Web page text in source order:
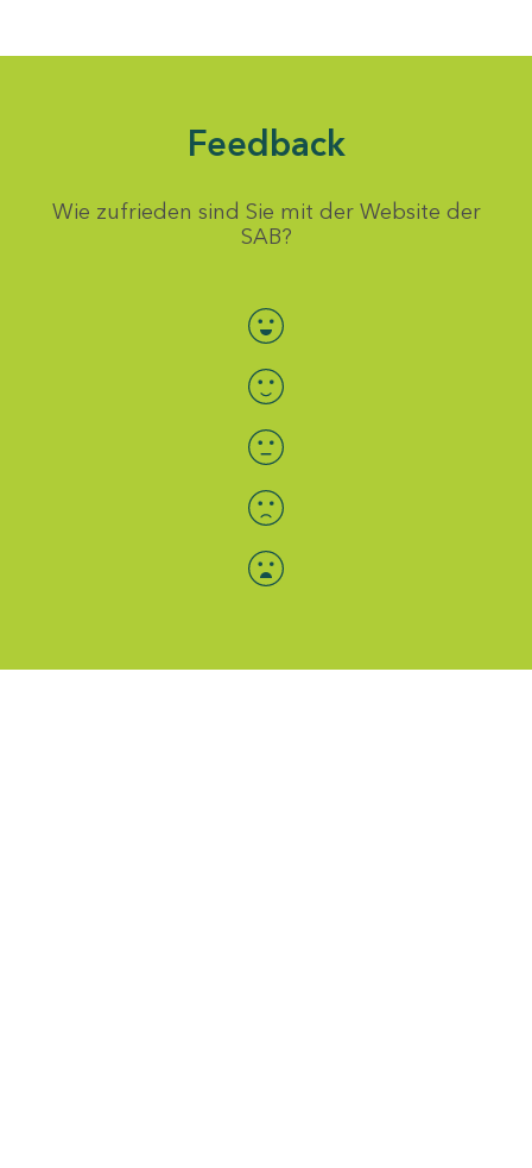
Feedback
Wie zufrieden sind Sie mit der Website der
SAB?
Bewertung auswählen